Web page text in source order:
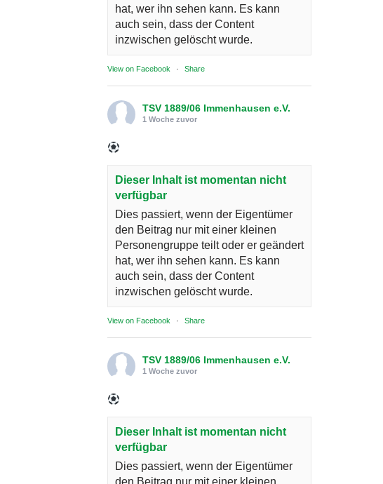
hat, wer ihn sehen kann. Es kann
auch sein, dass der Content
inzwischen gelöscht wurde.
View on Facebook · Share
TSV 1889/06 Immenhausen e.V.
1 Woche zuvor
Dieser Inhalt ist momentan nicht
verfügbar
Dies passiert, wenn der Eigentümer
den Beitrag nur mit einer kleinen
Personengruppe teilt oder er geändert
hat, wer ihn sehen kann. Es kann
auch sein, dass der Content
inzwischen gelöscht wurde.
View on Facebook · Share
TSV 1889/06 Immenhausen e.V.
1 Woche zuvor
Dieser Inhalt ist momentan nicht
verfügbar
Dies passiert, wenn der Eigentümer
den Beitrag nur mit einer kleinen